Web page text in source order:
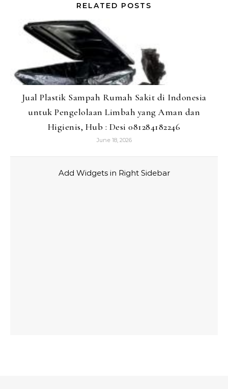
RELATED POSTS
Jual Plastik Sampah Rumah Sakit di Indonesia
untuk Pengelolaan Limbah yang Aman dan
Higienis, Hub : Desi 081284182246
June 18, 2026
Add Widgets in Right Sidebar